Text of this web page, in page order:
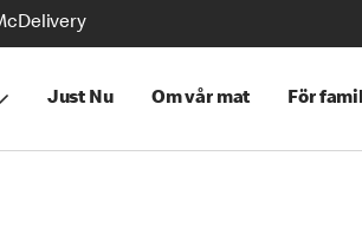
Just Nu Om vår mat För